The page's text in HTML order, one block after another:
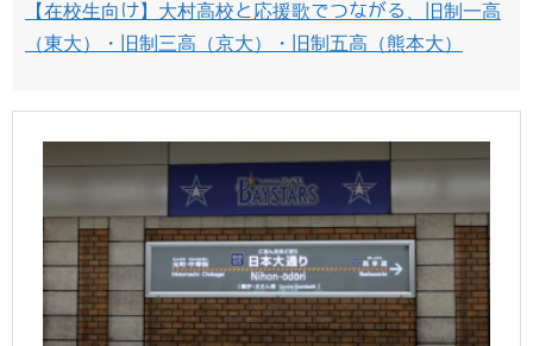
【在校生向け】大村高校と応援歌でつながる、旧制一高
（東大）・旧制三高（京大）・旧制五高（熊本大）